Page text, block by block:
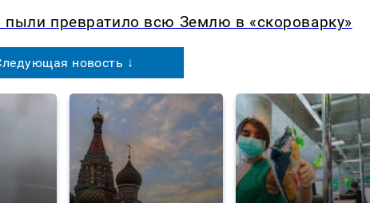
превратило всю Землю в «скороварку»
новость ↓